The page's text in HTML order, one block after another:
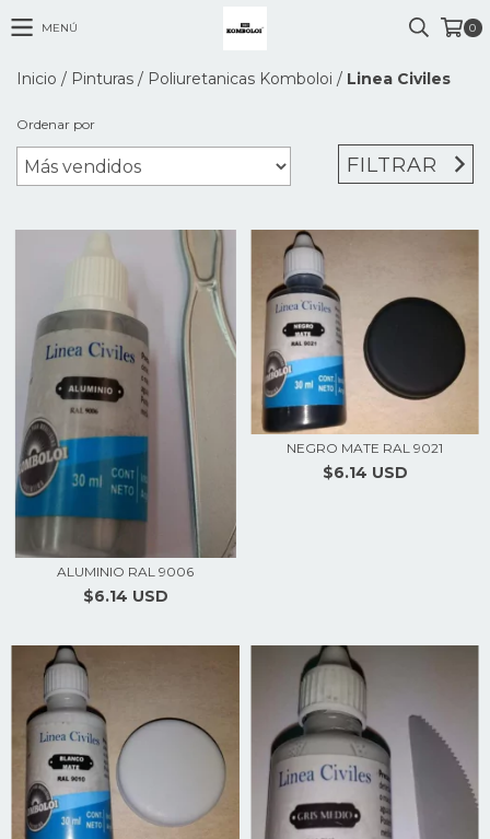
MENÚ 0
Inicio / Pinturas / Poliuretanicas Komboloi / Linea Civiles
Ordenar por
FILTRAR
ALUMINIO RAL 9006
$6.14 USD
NEGRO MATE RAL 9021
$6.14 USD